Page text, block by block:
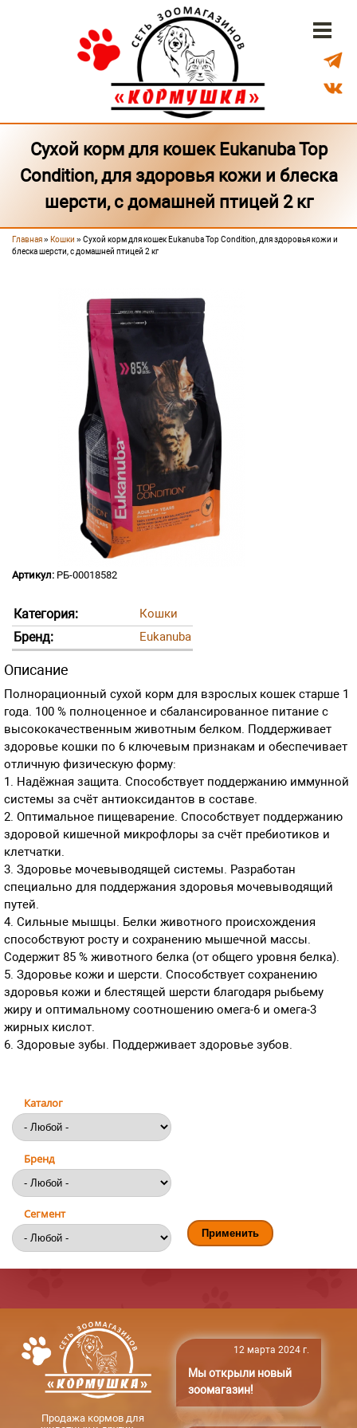
Перейти к основному содержанию
Бонусная система
Доставка
Наши магазины
Сухой корм для кошек Eukanuba Top
Condition, для здоровья кожи и блеска
шерсти, с домашней птицей 2 кг
Вы здесь
Главная» Кошки » Сухой корм для кошек Eukanuba Top Condition, для здоровья кожи и
блеска шерсти, с домашней птицей 2 кг
Артикул: РБ-00018582
Категория: Кошки
Бренд: Eukanuba
Описание
Полнорационный сухой корм для взрослых кошек старше 1
года. 100 % полноценное и сбалансированное питание с
высококачественным животным белком. Поддерживает
здоровье кошки по 6 ключевым признакам и обеспечивает
отличную физическую форму:
1. Надёжная защита. Способствует поддержанию иммунной
системы за счёт антиоксидантов в составе.
2. Оптимальное пищеварение. Способствует поддержанию
здоровой кишечной микрофлоры за счёт пребиотиков и
клетчатки.
3. Здоровье мочевыводящей системы. Разработан
специально для поддержания здоровья мочевыводящий
путей.
4. Сильные мышцы. Белки животного происхождения
способствуют росту и сохранению мышечной массы.
Содержит 85 % животного белка (от общего уровня белка).
5. Здоровье кожи и шерсти. Способствует сохранению
здоровья кожи и блестящей шерсти благодаря рыбьему
жиру и оптимальному соотношению омега-6 и омега-3
жирных кислот.
6. Здоровые зубы. Поддерживает здоровье зубов.
Каталог
Бренд
Сегмент
Продажа кормов для
12 марта 2024 г.
Мы открыли новый
зоомагазин!